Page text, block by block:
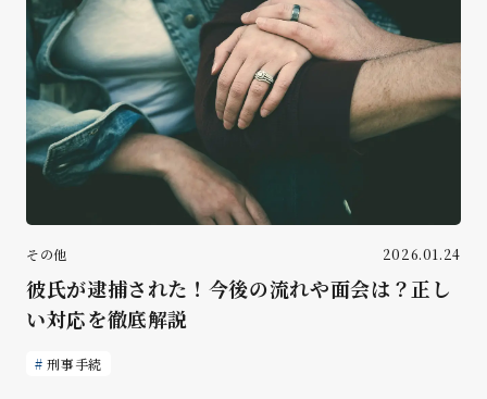
その他 2026.01.24
彼氏が逮捕された！今後の流れや面会は？正し
い対応を徹底解説
刑事手続